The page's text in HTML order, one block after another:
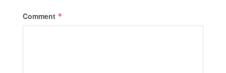
Comment *